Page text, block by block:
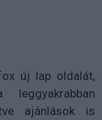
új lap oldalát,
ajánlások is